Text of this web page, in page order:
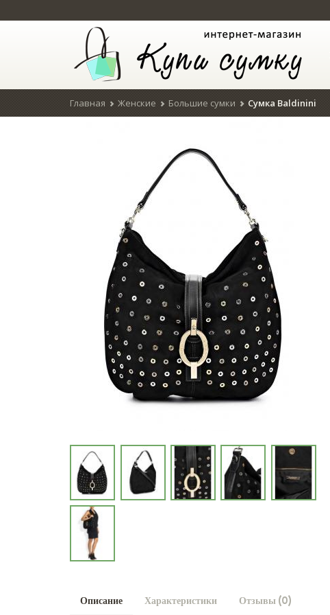
Главная Женские Большие сумки Сумка Baldinini
Описание Характеристики Отзывы (0)